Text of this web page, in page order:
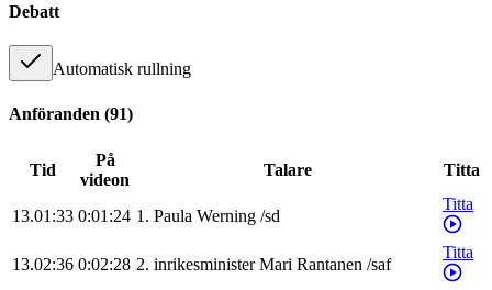
Debatt
Automatisk rullning
Anföranden (91)
Tid
På
videon
Talare Titta
13.01:33 0:01:24 1. Paula Werning /sd
Titta
13.02:36 0:02:28 2. inrikesminister Mari Rantanen /saf
Titta